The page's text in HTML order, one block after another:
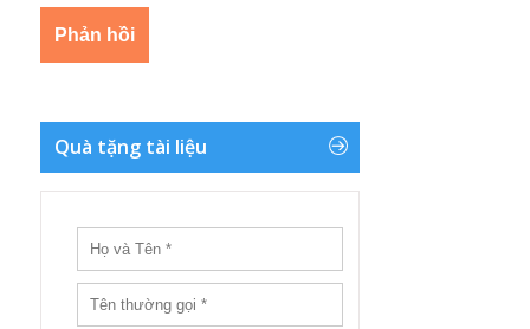
Quà tặng tài liệu